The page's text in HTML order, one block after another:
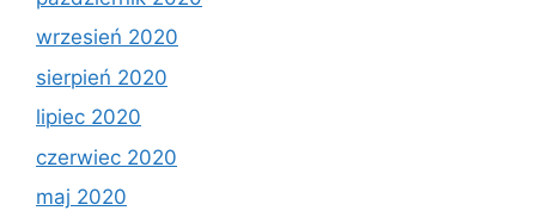
wrzesień 2020
sierpień 2020
lipiec 2020
czerwiec 2020
maj 2020